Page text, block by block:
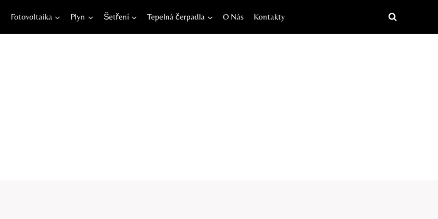
Fotovoltaika Plyn Šetření Tepelná čerpadla O Nás Kontakty